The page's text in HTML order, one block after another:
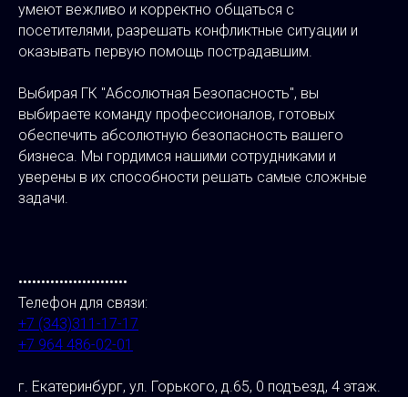
умеют вежливо и корректно общаться с
посетителями, разрешать конфликтные ситуации и
оказывать первую помощь пострадавшим.
Выбирая ГК "Абсолютная Безопасность", вы
выбираете команду профессионалов, готовых
обеспечить абсолютную безопасность вашего
бизнеса. Мы гордимся нашими сотрудниками и
уверены в их способности решать самые сложные
задачи.
••••••••••••••••••••••••
Телефон для связи:
+7 (343)311-17-17
+7 964 486-02-01
г. Екатеринбург, ул. Горького, д.65, 0 подъезд, 4 этаж.